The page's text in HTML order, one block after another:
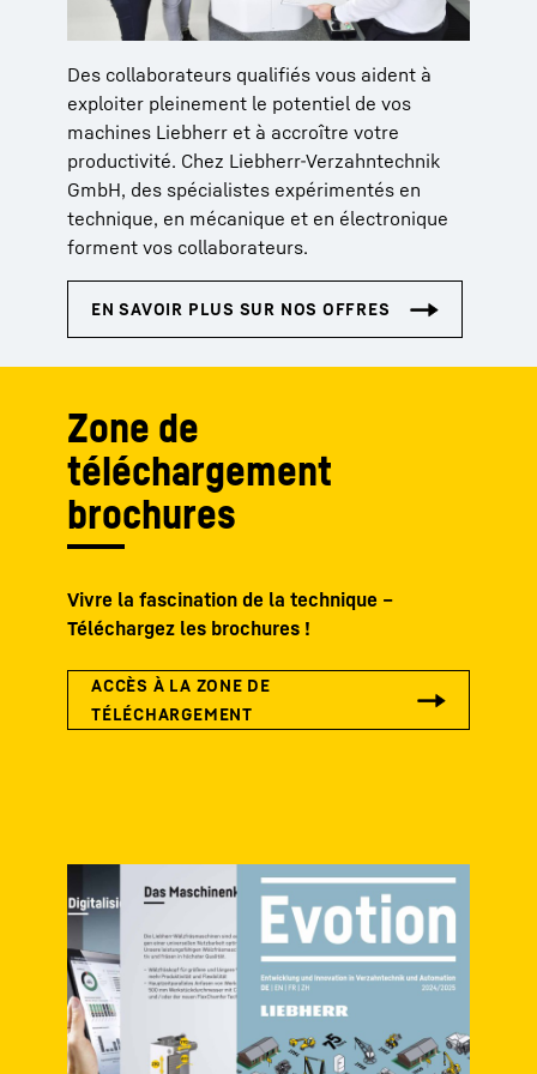
Des collaborateurs qualifiés vous aident à
exploiter pleinement le potentiel de vos
machines Liebherr et à accroître votre
productivité. Chez Liebherr-Verzahntechnik
GmbH, des spécialistes expérimentés en
technique, en mécanique et en électronique
forment vos collaborateurs.
Zone de
téléchargement
brochures
Vivre la fascination de la technique –
Téléchargez les brochures !